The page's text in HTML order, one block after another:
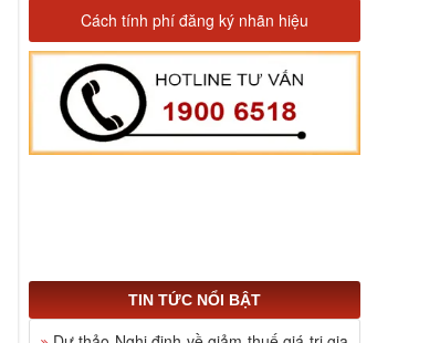
Cách tính phí đăng ký nhãn hiệu
TIN TỨC NỔI BẬT